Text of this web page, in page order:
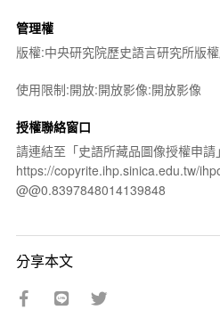
管理權
版權:中央研究院歷史語言研究所版
使用限制:開放:開放影像:開放影像
授權聯絡窗口
請連結至「史語所藏品圖像授權申請
https://copyrite.ihp.sinica.edu.tw/
@@0.8397848014139848
分享本文